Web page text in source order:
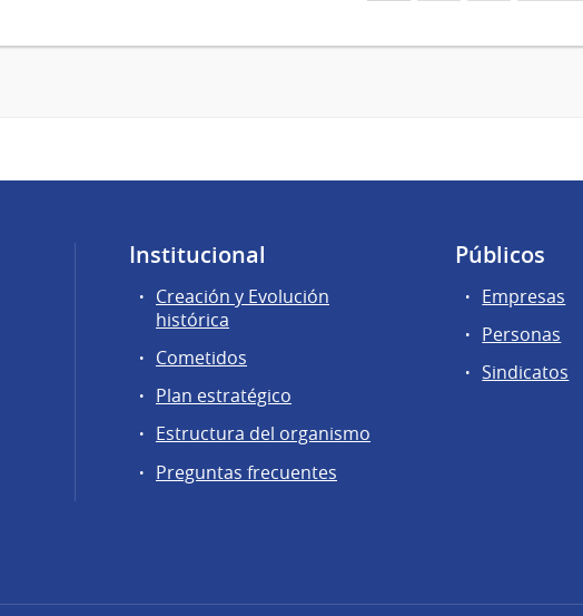
Institucional
Creación y Evolución
histórica
Cometidos
Plan estratégico
Estructura del organismo
Preguntas frecuentes
Públicos
Empresas
Personas
Sindicatos